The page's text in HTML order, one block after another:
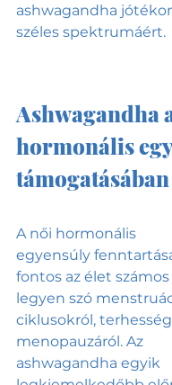
ashwagandha
széles spektrumáért.
Ashwagandha
hormonális
támogatásában
A női hormonális
egyensúly
fontos az élet számos
legyen szó
ciklusokról,
menopauzáról. Az
ashwagandha egyik